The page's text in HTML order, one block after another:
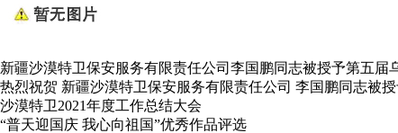
新疆沙漠特卫保安服务有限责任公司李国鹏同志被授予第五届
热烈祝贺 新疆沙漠特卫保安服务有限责任公司 李国鹏同志被
沙漠特卫2021年度工作总结大会
“普天迎国庆 我心向祖国”优秀作品评选